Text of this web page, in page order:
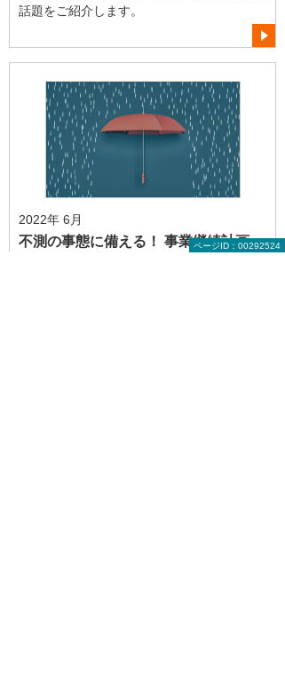
話題をご紹介します。
2022年 6月
不測の事態に備える！ 事業継続計画
ページID：00292524